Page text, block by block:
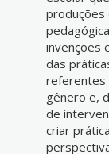
produções
invenções
das
referentes
gênero e,
de
criar